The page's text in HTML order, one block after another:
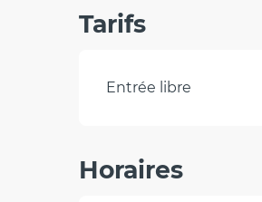
Tarifs
Entrée libre
Horaires